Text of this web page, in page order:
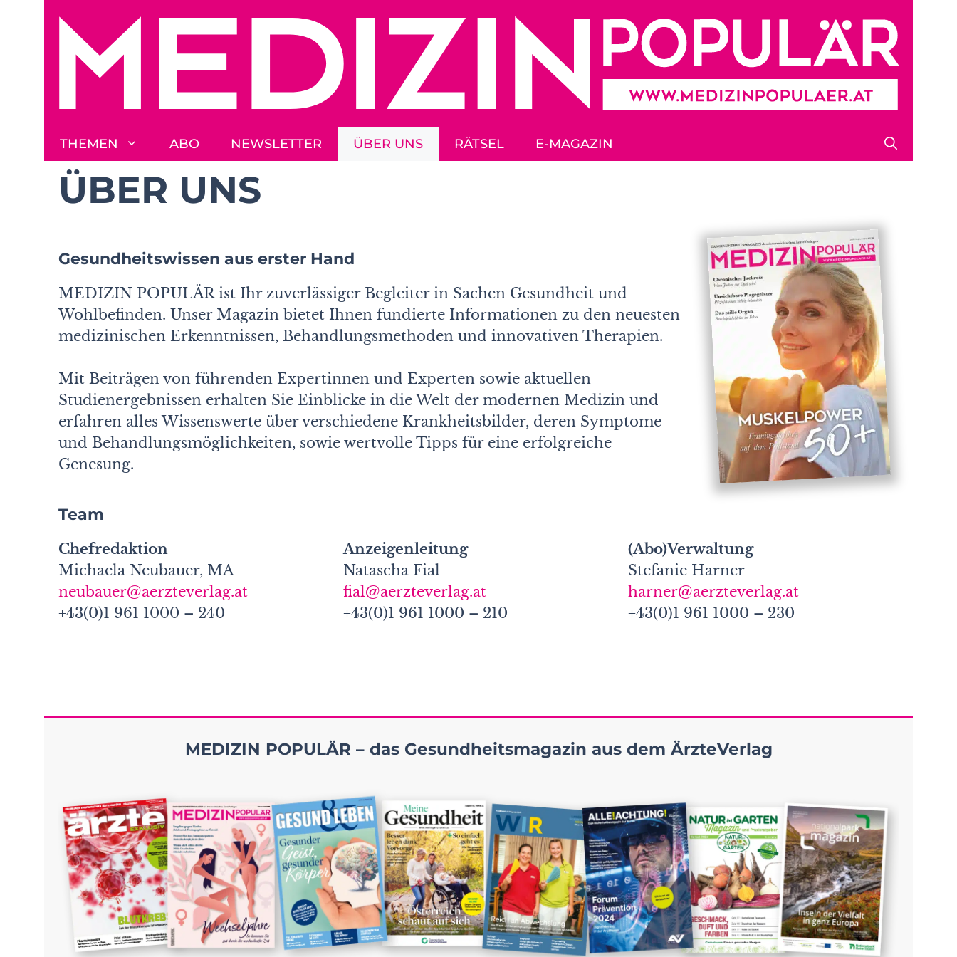
THEMEN ABO NEWSLETTER ÜBER UNS RÄTSEL E-MAGAZIN
ÜBER UNS
Gesundheitswissen aus erster Hand
MEDIZIN POPULÄR ist Ihr zuverlässiger Begleiter in Sachen Gesundheit und
Wohlbefinden. Unser Magazin bietet Ihnen fundierte Informationen zu den neuesten
medizinischen Erkenntnissen, Behandlungsmethoden und innovativen Therapien.
Mit Beiträgen von führenden Expertinnen und Experten sowie aktuellen
Studienergebnissen erhalten Sie Einblicke in die Welt der modernen Medizin und
erfahren alles Wissenswerte über verschiedene Krankheitsbilder, deren Symptome
und Behandlungsmöglichkeiten, sowie wertvolle Tipps für eine erfolgreiche
Genesung.
Team
Chefredaktion
Michaela Neubauer, MA
neubauer@aerzteverlag.at
+43(0)1 961 1000 – 240
Anzeigenleitung
Natascha Fial
fial@aerzteverlag.at
+43(0)1 961 1000 – 210
(Abo)Verwaltung
Stefanie Harner
harner@aerzteverlag.at
+43(0)1 961 1000 – 230
MEDIZIN POPULÄR – das Gesundheitsmagazin aus dem ÄrzteVerlag